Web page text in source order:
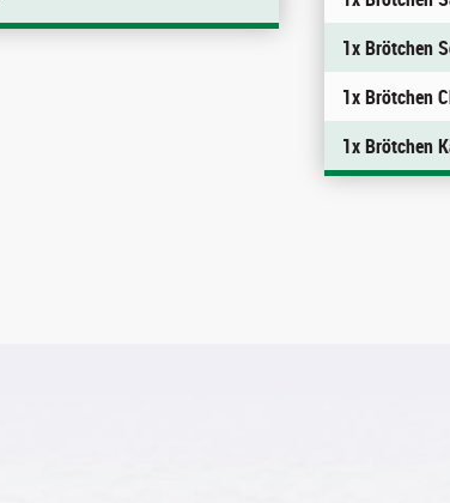
1x Brötchen
1x Brötchen
1x Brötchen